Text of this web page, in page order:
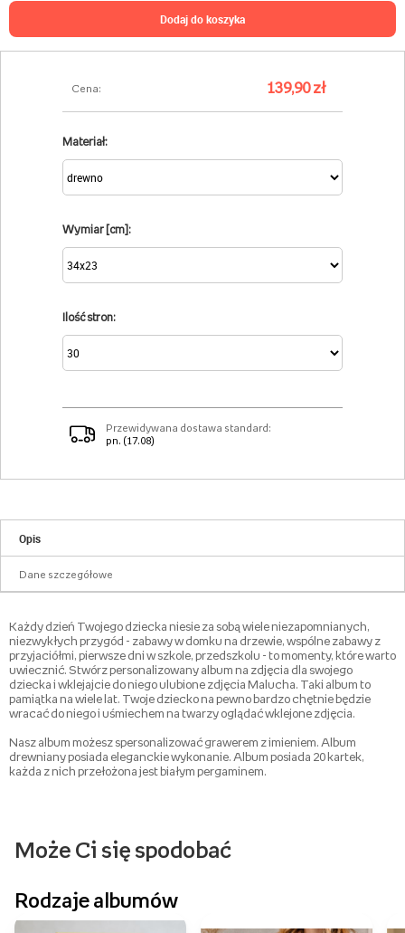
Cena: 139,90 zł
Materiał:
Wymiar [cm]:
Ilość stron:
Przewidywana dostawa standard:
pn. (17.08)
dodaj do koszyka
Opis
Dane szczegółowe
Każdy dzień Twojego dziecka niesie za sobą wiele niezapomnianych,
niezwykłych przygód - zabawy w domku na drzewie, wspólne zabawy z
przyjaciółmi, pierwsze dni w szkole, przedszkolu - to momenty, które warto
uwiecznić. Stwórz personalizowany album na zdjęcia dla swojego
dziecka i wklejajcie do niego ulubione zdjęcia Malucha. Taki album to
pamiątka na wiele lat. Twoje dziecko na pewno bardzo chętnie będzie
wracać do niego i uśmiechem na twarzy oglądać wklejone zdjęcia.
Nasz album możesz spersonalizować grawerem z imieniem. Album
drewniany posiada eleganckie wykonanie. Album posiada 20 kartek,
każda z nich przełożona jest białym pergaminem.
Może Ci się spodobać
Rodzaje albumów